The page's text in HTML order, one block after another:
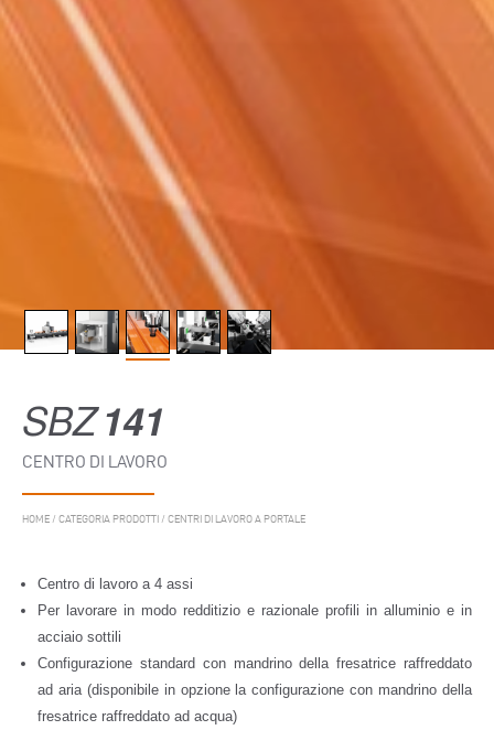
SBZ141
CENTRO DI LAVORO
HOME / CATEGORIA PRODOTTI / CENTRI DI LAVORO A PORTALE
Centro di lavoro a 4 assi
Per lavorare in modo redditizio e razionale profili in alluminio e in
acciaio sottili
Configurazione standard con mandrino della fresatrice raffreddato
ad aria (disponibile in opzione la configurazione con mandrino della
fresatrice raffreddato ad acqua)